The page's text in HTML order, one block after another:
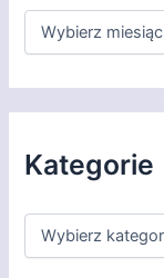
h
i
u
m
Kategorie
K